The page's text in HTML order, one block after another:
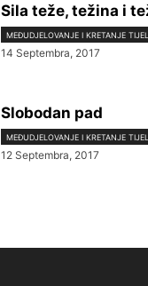
Sila teže, težina i
MEĐUDJELOVANJE I KRETANJE
14 Septembra, 2017
Slobodan pad
MEĐUDJELOVANJE I KRETANJE
12 Septembra, 2017